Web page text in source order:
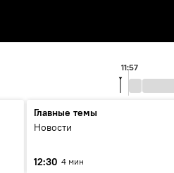
11:57
Главные темы
Новости
12:30 4 мин